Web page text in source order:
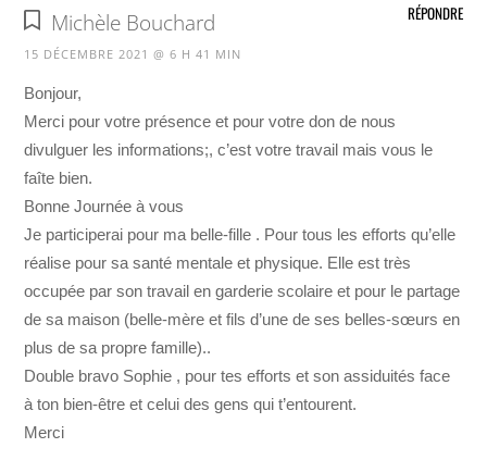
Michèle Bouchard
15 DÉCEMBRE 2021 @ 6 H 41 MIN
Bonjour,
Merci pour votre présence et pour votre don de nous
divulguer les informations;, c’est votre travail mais vous le
faîte bien.
Bonne Journée à vous
Je participerai pour ma belle-fille . Pour tous les efforts qu’elle
réalise pour sa santé mentale et physique. Elle est très
occupée par son travail en garderie scolaire et pour le partage
de sa maison (belle-mère et fils d’une de ses belles-sœurs en
plus de sa propre famille)..
Double bravo Sophie , pour tes efforts et son assiduités face
à ton bien-être et celui des gens qui t’entourent.
Merci
RÉPONDRE